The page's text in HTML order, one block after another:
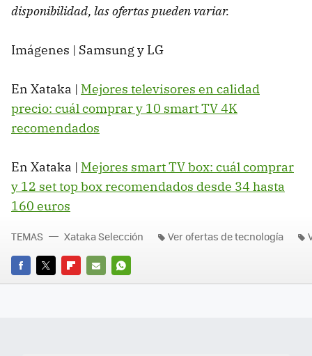
disponibilidad, las ofertas pueden variar.
Imágenes | Samsung y LG
En Xataka | Mejores televisores en calidad
precio: cuál comprar y 10 smart TV 4K
recomendados
En Xataka | Mejores smart TV box: cuál comprar
y 12 set top box recomendados desde 34 hasta
160 euros
FACEBOOK
TWITTERFLIPBOARD
E-
WHATSAPP
TEMAS Xataka Selección Ver ofertas de tecnología